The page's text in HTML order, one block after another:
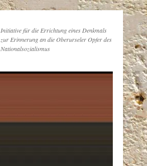
Initiative für die Errichtung eines Denkmals
zur Erinnerung an die Oberurseler Opfer des
Nationalsozialismus